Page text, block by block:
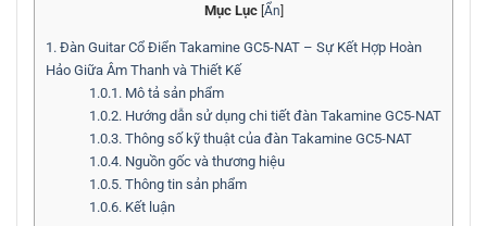
Mục Lục [Ẩn]
1. Đàn Guitar Cổ Điển Takamine GC5-NAT – Sự Kết Hợp Hoàn
Hảo Giữa Âm Thanh và Thiết Kế
1.0.1. Mô tả sản phẩm
1.0.2. Hướng dẫn sử dụng chi tiết đàn Takamine GC5-NAT
1.0.3. Thông số kỹ thuật của đàn Takamine GC5-NAT
1.0.4. Nguồn gốc và thương hiệu
1.0.5. Thông tin sản phẩm
1.0.6. Kết luận